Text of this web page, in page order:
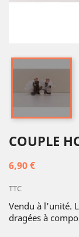
COUPLE
6,90 €
TTC
Vendu à l'unité.
dragées à